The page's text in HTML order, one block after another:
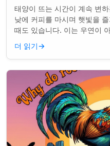
태양이 뜨는 시간이 계속 변
낮에 커피를 마시며 햇빛을
때도 있습니다. 이는 우연이
이 아니며 계절과 지구상의 ...
더 읽기→